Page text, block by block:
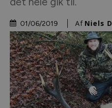
01/06/2019 Af Niels